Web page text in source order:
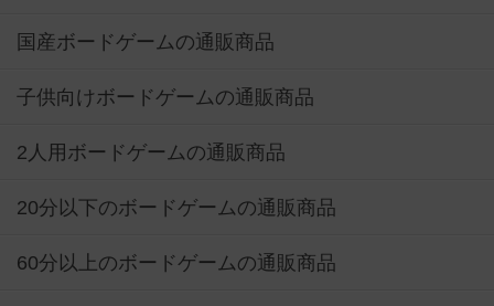
国産ボードゲームの通販商品
子供向けボードゲームの通販商品
2人用ボードゲームの通販商品
20分以下のボードゲームの通販商品
60分以上のボードゲームの通販商品